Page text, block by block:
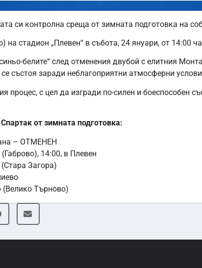
си контролна среща от зимната подготовка на
стадион „Плевен“ в събота, 24 януари, от 14:00
белите“ след отменения двубой с елитния
състоя заради неблагоприятни атмосферни
процес, с цел да изгради по-силен и боеспособен
от зимната подготовка:
– ОТМЕНЕН
14:00, в Плевен
Загора)
Търново)